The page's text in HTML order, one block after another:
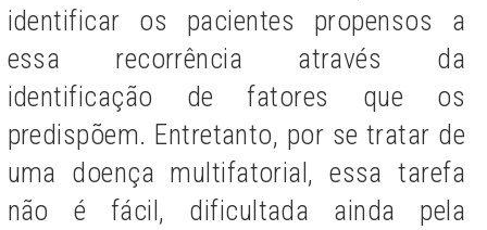
identificar os pacientes propensos a
essa recorrência através da
identificação de fatores que os
predispõem. Entretanto, por se tratar de
uma doença multifatorial, essa tarefa
não é fácil, dificultada ainda pela